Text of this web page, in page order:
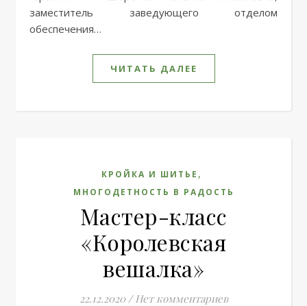
заместитель заведующего отделом
обеспечения…
ЧИТАТЬ ДАЛЕЕ
КРОЙКА И ШИТЬЕ ,
МНОГОДЕТНОСТЬ В РАДОСТЬ
Мастер-класс
«Королевская
вешалка»
22.12.2020 / Нет комментариев